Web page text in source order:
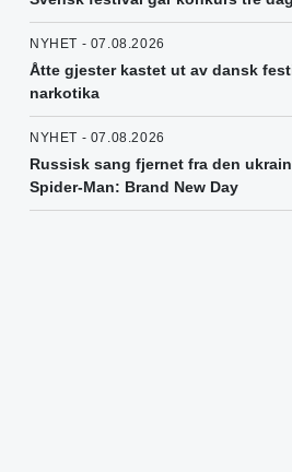
NYHET - 07.08.2026
Åtte gjester kastet ut av dansk
narkotika
NYHET - 07.08.2026
Russisk sang fjernet fra den
Spider-Man: Brand New Day